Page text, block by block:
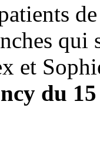
qui
et
du